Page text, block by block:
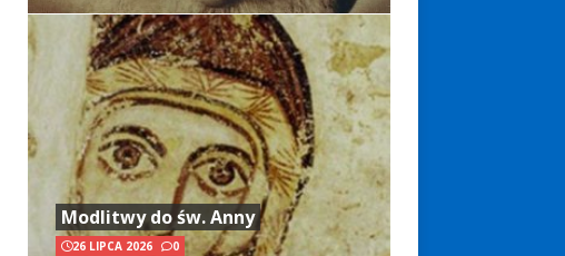
Modlitwy do św. Anny
26 LIPCA 2026 0